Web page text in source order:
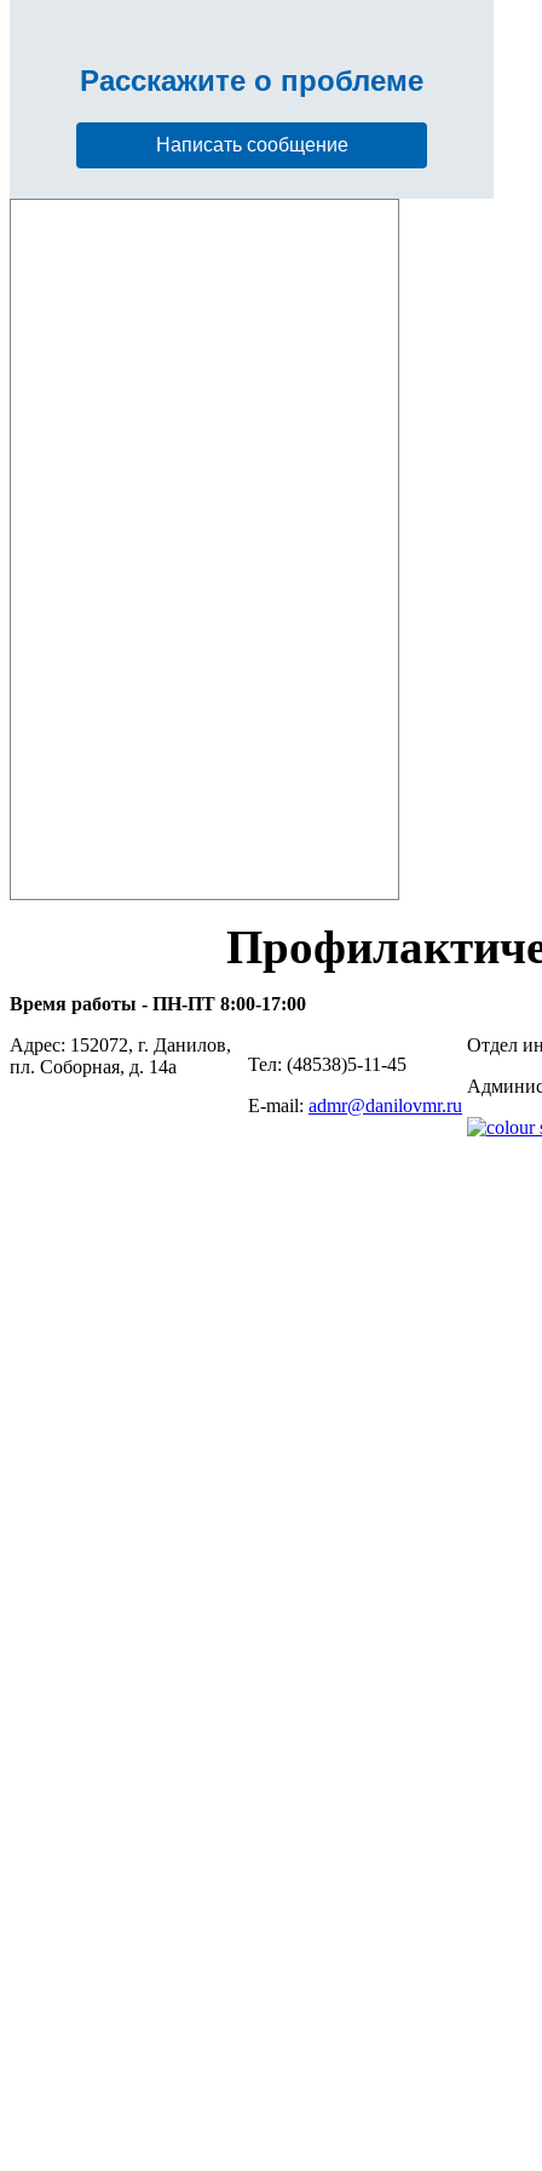
Расскажите о проблеме
Написать сообщение
Время работы - ПН-ПТ 8:00-17:00
Адрес: 152072, г. Данилов,
пл. Соборная, д. 14а
Тел: (48538)5-11-45
E-mail: admr@danilovmr.ru
Отдел